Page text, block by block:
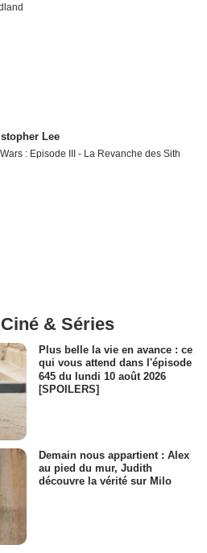
Lee
: Episode III - La Revanche des Sith
& Séries
Plus belle la vie en avance : ce
qui vous attend dans l'épisode
645 du lundi 10 août 2026
[SPOILERS]
Demain nous appartient : Alex
au pied du mur, Judith
découvre la vérité sur Milo